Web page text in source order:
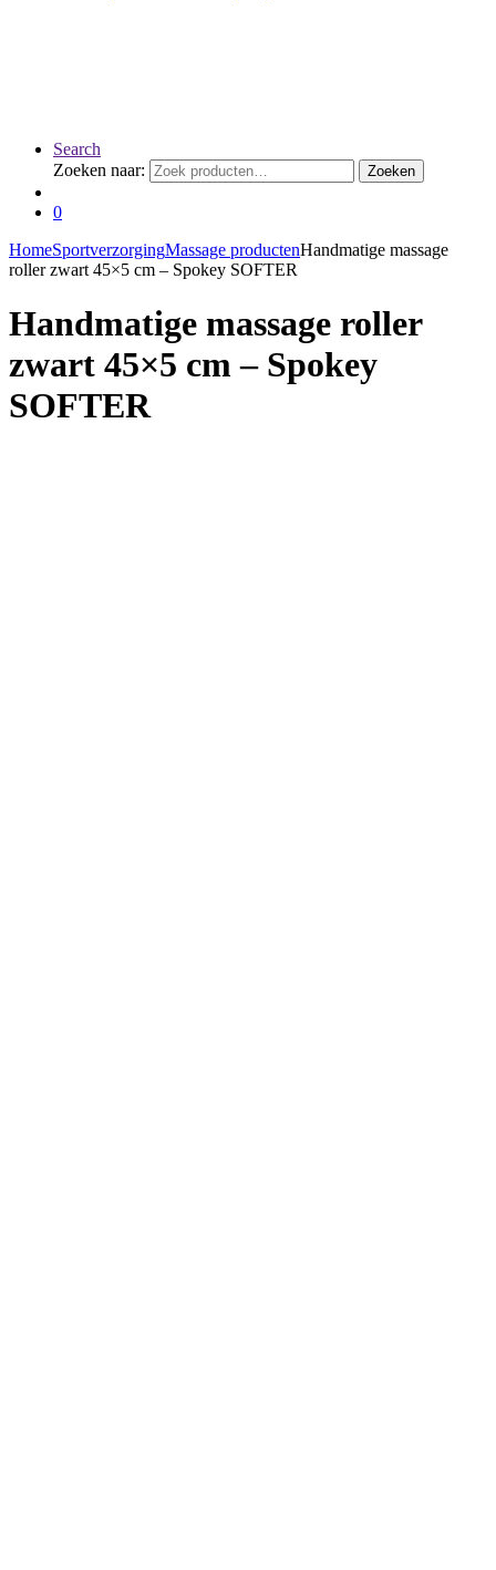
Search
Zoeken naar:
Zoeken
0
HomeSportverzorgingMassage productenHandmatige massage
roller zwart 45×5 cm – Spokey SOFTER
Handmatige massage roller
zwart 45×5 cm – Spokey
SOFTER